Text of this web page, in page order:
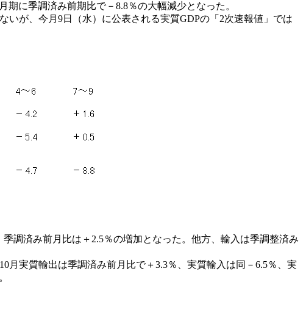
に季調済み前期比で－8.8％の大幅減少となった。
が、今月9日（水）に公表される実質GDPの「2次速報値」では
調済み前月比は＋2.5％の増加となった。他方、輸入は季調整済み
実質輸出は季調済み前月比で＋3.3％、実質輸入は同－6.5％、実